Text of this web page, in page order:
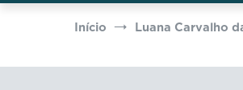
Início Luana Carvalho